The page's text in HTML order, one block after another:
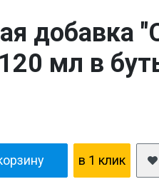
добавка
мл в
в 1 клик